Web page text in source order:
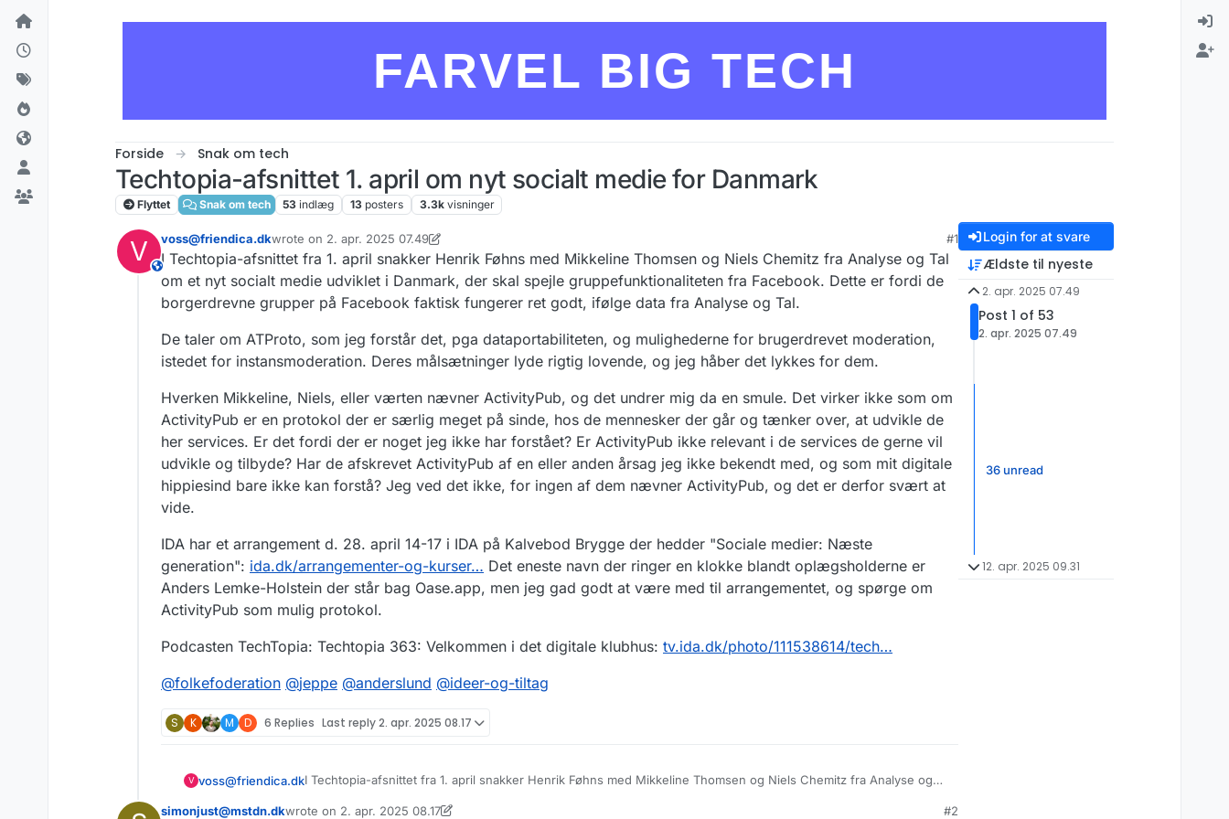
Skip to content
FARVEL BIG TECH
Forside Snak om tech
Techtopia-afsnittet 1. april om nyt socialt medie for Danmark
Flyttet Snak om tech 53 indlæg 13 posters 3.3k visninger
V This user is from outside of this forum
voss@friendica.dkwrote on 2. apr. 2025 07.49
sidst redigeret af malte
#1
I Techtopia-afsnittet fra 1. april snakker Henrik Føhns med Mikkeline Thomsen og Niels Chemitz fra Analyse og Tal
om et nyt socialt medie udviklet i Danmark, der skal spejle gruppefunktionaliteten fra Facebook. Dette er fordi de
borgerdrevne grupper på Facebook faktisk fungerer ret godt, ifølge data fra Analyse og Tal.
De taler om ATProto, som jeg forstår det, pga dataportabiliteten, og mulighederne for brugerdrevet moderation,
istedet for instansmoderation. Deres målsætninger lyde rigtig lovende, og jeg håber det lykkes for dem.
Hverken Mikkeline, Niels, eller værten nævner ActivityPub, og det undrer mig da en smule. Det virker ikke som om
ActivityPub er en protokol der er særlig meget på sinde, hos de mennesker der går og tænker over, at udvikle de
her services. Er det fordi der er noget jeg ikke har forstået? Er ActivityPub ikke relevant i de services de gerne vil
udvikle og tilbyde? Har de afskrevet ActivityPub af en eller anden årsag jeg ikke bekendt med, og som mit digitale
hippiesind bare ikke kan forstå? Jeg ved det ikke, for ingen af dem nævner ActivityPub, og det er derfor svært at
vide.
IDA har et arrangement d. 28. april 14-17 i IDA på Kalvebod Brygge der hedder "Sociale medier: Næste
generation": ida.dk/arrangementer-og-kurser… Det eneste navn der ringer en klokke blandt oplægsholderne er
Anders Lemke-Holstein der står bag Oase.app, men jeg gad godt at være med til arrangementet, og spørge om
ActivityPub som mulig protokol.
Podcasten TechTopia: Techtopia 363: Velkommen i det digitale klubhus: tv.ida.dk/photo/111538614/tech…
@folkefoderation @jeppe @anderslund @ideer-og-tiltag
S K M D 6 Replies Last reply2. apr. 2025 08.17
V voss@friendica.dkI Techtopia-afsnittet fra 1. april snakker Henrik Føhns med Mikkeline Thomsen og Niels Chemitz fra Analyse og
de borgerdrevne grupper på Facebook faktisk fungerer ret godt, ifølge data fra Analyse og Tal.
De taler om ATProto, som jeg forstår det, pga dataportabiliteten, og mulighederne for brugerdrevet moderation,
simonjust@mstdn.dkwrote on 2. apr. 2025 08.17 #2
Login for at svare
Ældste til nyeste
2. apr. 2025 07.49
Post 1 of 53
2. apr. 2025 07.49
36 unread
12. apr. 2025 09.31